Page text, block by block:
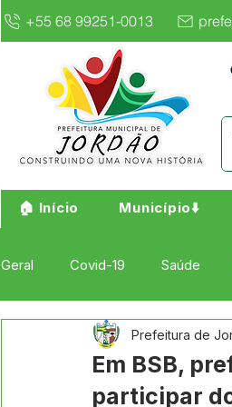
+55 68 99251-0013
🏠 Início Município⬇️
Geral Covid-19 Saúde
Institucional e Governo
Em BSB,
participar
Prefeitura de